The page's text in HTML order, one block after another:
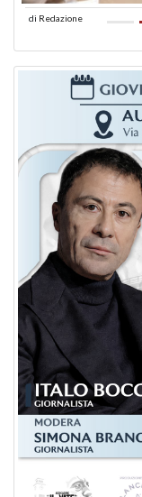
di Redazione